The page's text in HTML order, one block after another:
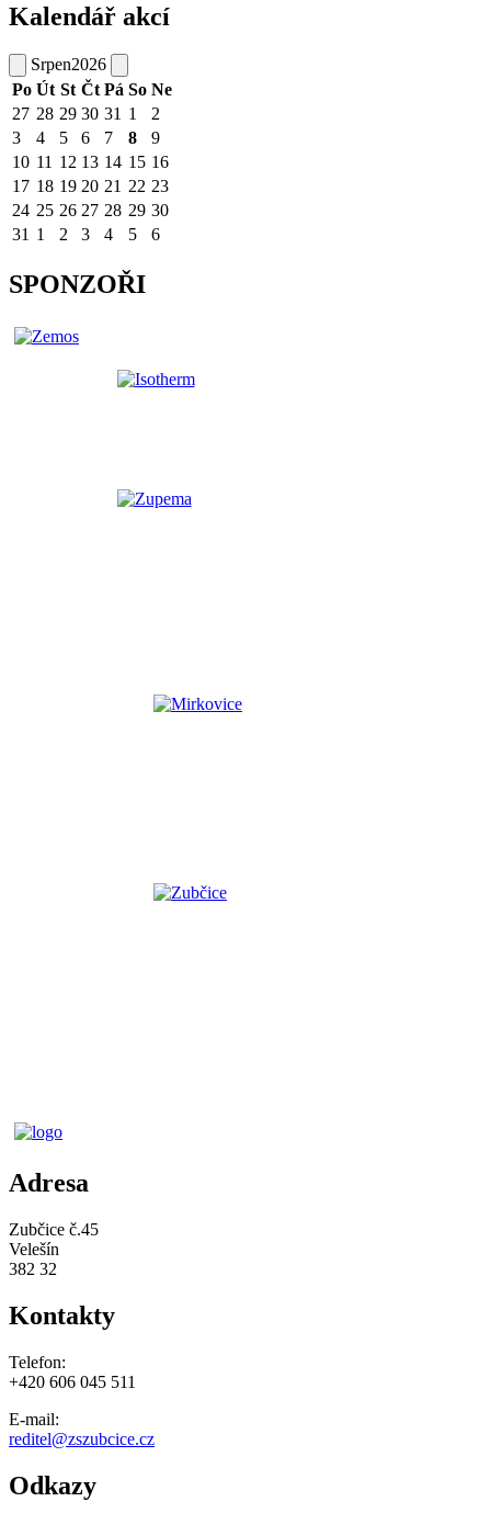
Kalendář akcí
Srpen2026
Po Út St Čt Pá So Ne
27 28 29 30 31 1
2
3
4 5 6 7 8
9
10 11 12 13 14 15 16
17 18 19 20 21 22 23
24 25 26 27 28 29 30
31 1 2 3 4 5 6
SPONZOŘI
Adresa
Zubčice č.45
Velešín
382 32
Kontakty
Telefon:
+420 606 045 511
E-mail:
reditel@zszubcice.cz
Odkazy